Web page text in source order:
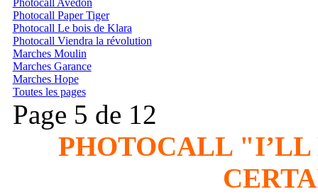
Photocall Paper Tiger
Photocall Le bois de Klara
Photocall Viendra la révolution
Marches Moulin
Marches Garance
Marches Hope
Toutes les pages
Page 5 de 12
PHOTOCALL "I’LL